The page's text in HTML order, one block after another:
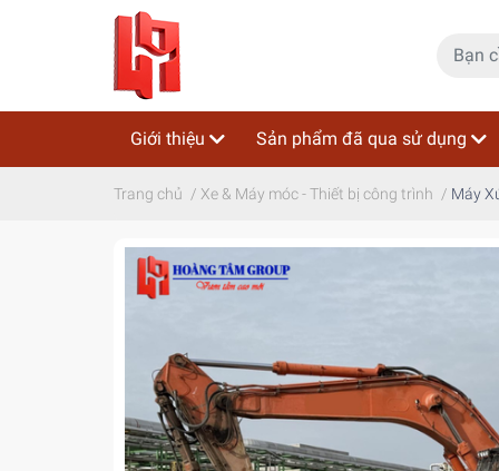
Giới thiệu Sản phẩm đã qua sử dụng
Trang chủ / Xe & Máy móc - Thiết bị công trình / Máy